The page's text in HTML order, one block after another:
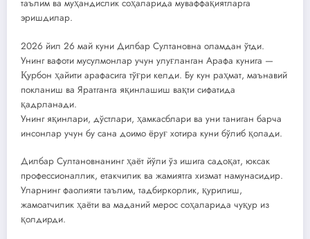
таълим ва муҳандислик соҳаларида муваффақиятларга
эришдилар.
2026 йил 26 май куни Дилбар Султановна оламдан ўтди.
Унинг вафоти мусулмонлар учун улуғланган Арафа кунига —
Қурбон ҳайити арафасига тўғри келди. Бу кун раҳмат, маънавий
покланиш ва Яратганга яқинлашиш вақти сифатида
қадрланади.
Унинг яқинлари, дўстлари, ҳамкасблари ва уни таниган барча
инсонлар учун бу сана доимо ёруғ хотира куни бўлиб қолади.
Дилбар Султановнанинг ҳаёт йўли ўз ишига садоқат, юксак
профессионаллик, етакчилик ва жамиятга хизмат намунасидир.
Уларнинг фаолияти таълим, тадбиркорлик, қурилиш,
жамоатчилик ҳаёти ва маданий мерос соҳаларида чуқур из
қолдирди.